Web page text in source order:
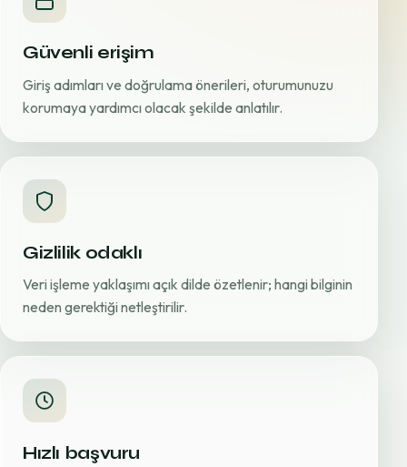
Güvenli erişim
Giriş adımları ve doğrulama önerileri, oturumunuzu
korumaya yardımcı olacak şekilde anlatılır.
Gizlilik odaklı
Veri işleme yaklaşımı açık dilde özetlenir; hangi bilginin
neden gerektiği netleştirilir.
Hızlı başvuru